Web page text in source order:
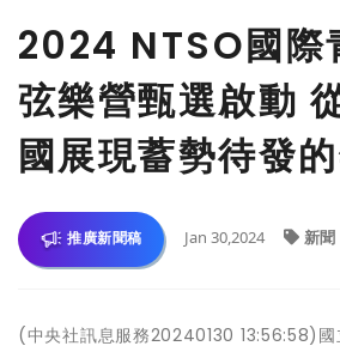
2024 NTSO國際
弦樂營甄選啟動
國展現蓄勢待發
推廣新聞稿 Jan 30,2024 新聞
(中央社訊息服務20240130 13:56:58)國